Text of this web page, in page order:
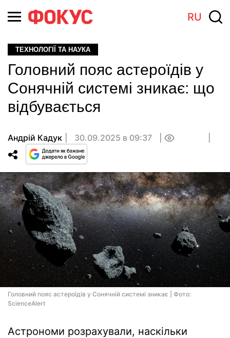
RU
ТЕХНОЛОГІЇ ТА НАУКА
Головний пояс астероїдів у
Сонячній системі зникає: що
відбувається
Андрій Кадук 30.09.2025 в 09:37
Головний пояс астероїдів у Сонячній системі зникає | Фото:
ScienceAlert
Астрономи розрахували, наскільки